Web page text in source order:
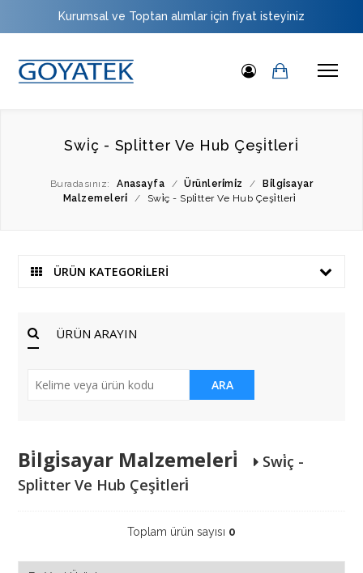
Kurumsal ve Toptan alımlar için fiyat isteyiniz
Swi̇ç - Spli̇tter Ve Hub Çeşi̇tleri̇
Buradasınız: Anasayfa / Ürünleri̇mi̇z /
Bi̇lgi̇sayar
Malzemeleri̇
/ Swi̇ç - Spli̇tter Ve Hub Çeşi̇tleri̇
ÜRÜN KATEGORİLERİ
ÜRÜN ARAYIN
ARA
Bi̇lgi̇sayar Malzemeleri̇
Swi̇ç -
Spli̇tter Ve Hub Çeşi̇tleri̇
Toplam ürün sayısı 0